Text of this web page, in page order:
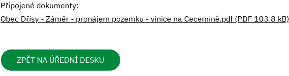
Připojené dokumenty:
Obec Dřísy - Záměr - pronájem pozemku - vinice na Cecemíně.pdf (PDF 103.8 kB)
ZPĚT NA ÚŘEDNÍ DESKU